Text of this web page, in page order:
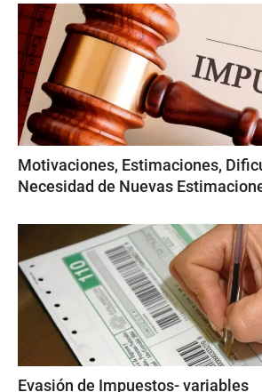
Motivaciones, Estimaciones,
Necesidad de Nuevas
Evasión de Impuestos- variables